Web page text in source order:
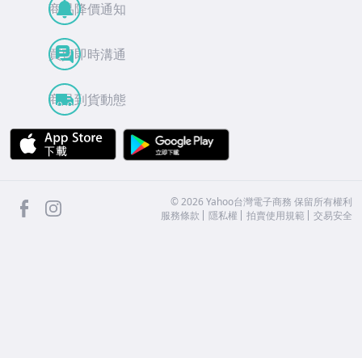
商品降價通知
買賣即時溝通
商品到貨動態
APP Store
facebook ©2026 Yahoo台灣電子商務 保留所有權利
服務條款
隱私權 拍賣使用規範 交易安全